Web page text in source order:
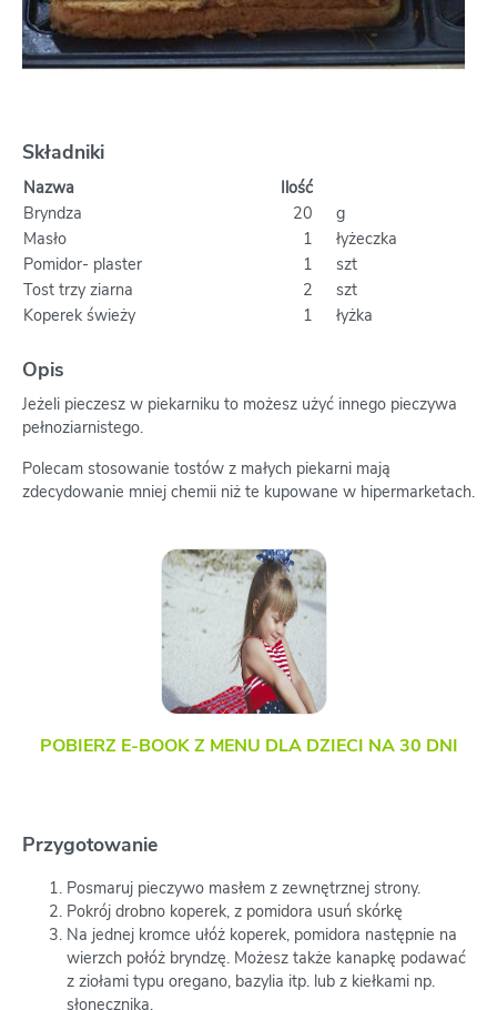
Składniki
Nazwa
Ilość
Bryndza
20
g
Masło
1
łyżeczka
Pomidor- plaster
1
szt
Tost trzy ziarna
2
szt
Koperek świeży
1 łyżka
Opis
Jeżeli pieczesz w piekarniku to możesz użyć innego pieczywa
pełnoziarnistego.
Polecam stosowanie tostów z małych piekarni mają
zdecydowanie mniej chemii niż te kupowane w hipermarketach.
POBIERZ E-BOOK Z MENU DLA DZIECI NA 30 DNI
Przygotowanie
Posmaruj pieczywo masłem z zewnętrznej strony.
Pokrój drobno koperek, z pomidora usuń skórkę
Na jednej kromce ułóż koperek, pomidora następnie na
wierzch połóż bryndzę. Możesz także kanapkę podawać
z ziołami typu oregano, bazylia itp. lub z kiełkami np.
słonecznika.